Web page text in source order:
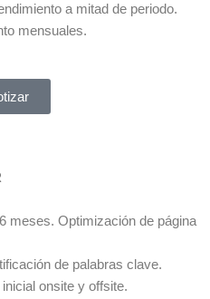
a mitad de periodo.
mensuales.
meses. Optimización de página
de palabras clave.
onsite y offsite.